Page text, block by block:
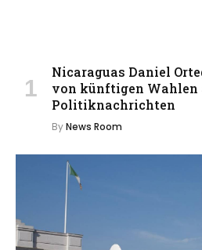
Nicaraguas Daniel
von künftigen Wahlen
Politiknachrichten
ByNews Room